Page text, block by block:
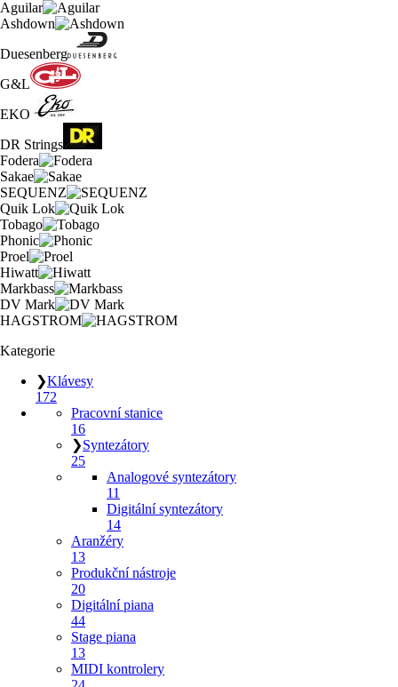
Aguilar
Ashdown
Duesenberg
G&L
EKO
DR Strings
Fodera
Sakae
SEQUENZ
Quik Lok
Tobago
Phonic
Proel
Hiwatt
Markbass
DV Mark
HAGSTROM
Kategorie
❯Klávesy
172
Pracovní stanice
16
❯Syntezátory
25
Analogové syntezátory
11
Digitální syntezátory
14
Aranžéry
13
Produkční nástroje
20
Digitální piana
44
Stage piana
13
MIDI kontrolery